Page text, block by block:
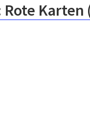
Karten